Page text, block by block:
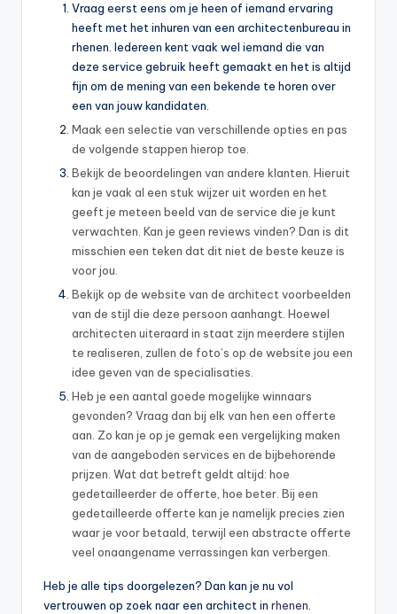
Vraag eerst eens om je heen of iemand ervaring
heeft met het inhuren van een architectenbureau in
rhenen. Iedereen kent vaak wel iemand die van
deze service gebruik heeft gemaakt en het is altijd
fijn om de mening van een bekende te horen over
een van jouw kandidaten.
Maak een selectie van verschillende opties en pas
de volgende stappen hierop toe.
Bekijk de beoordelingen van andere klanten. Hieruit
kan je vaak al een stuk wijzer uit worden en het
geeft je meteen beeld van de service die je kunt
verwachten. Kan je geen reviews vinden? Dan is dit
misschien een teken dat dit niet de beste keuze is
voor jou.
Bekijk op de website van de architect voorbeelden
van de stijl die deze persoon aanhangt. Hoewel
architecten uiteraard in staat zijn meerdere stijlen
te realiseren, zullen de foto’s op de website jou een
idee geven van de specialisaties.
Heb je een aantal goede mogelijke winnaars
gevonden? Vraag dan bij elk van hen een offerte
aan. Zo kan je op je gemak een vergelijking maken
van de aangeboden services en de bijbehorende
prijzen. Wat dat betreft geldt altijd: hoe
gedetailleerder de offerte, hoe beter. Bij een
gedetailleerde offerte kan je namelijk precies zien
waar je voor betaald, terwijl een abstracte offerte
veel onaangename verrassingen kan verbergen.
Heb je alle tips doorgelezen? Dan kan je nu vol
vertrouwen op zoek naar een architect in rhenen.